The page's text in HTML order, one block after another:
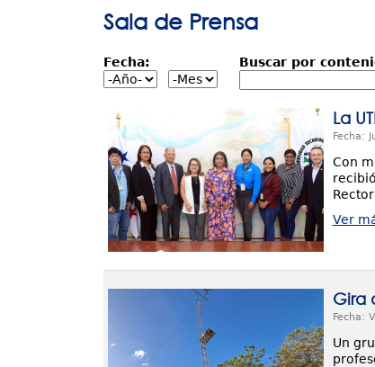
estáSala de Prensa
Fecha: Buscar por
La
Fecha:
Con
Ver
Gira
Fecha:
Un